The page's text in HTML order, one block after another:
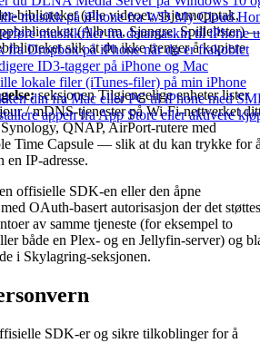
musikk på iPhone fra WD My Cloud
musikkfiler fra datamaskin til iPhone
fra Dropbox på iPhone når du er frakoblet
ID3-tagger på iPhone og Mac
lokale filer (iTunes-filer) på min iPhone
din fra Mac eller PC til iPhone med
appen fra App Store eller aktivere
biblioteket (alle videoer, skjermopptak,
(Album, Sjangre, Spillelister)
slik at du ikke trenger å kopiere
seksjonen Tilgjengelige enheter lister
/ mDNS-tjenester på Wi-Fi-nettverket
QNAP, AirPort-rutere med
Time Capsule — slik at du kan trykke for
IP-adresse.
offisielle SDK-en eller den åpne
OAuth-basert autorisasjon der det
av samme tjeneste (for eksempel to
både en Plex- og en Jellyfin-server) og
i Skylagring-seksjonen.
SDK-er og sikre tilkoblinger for å